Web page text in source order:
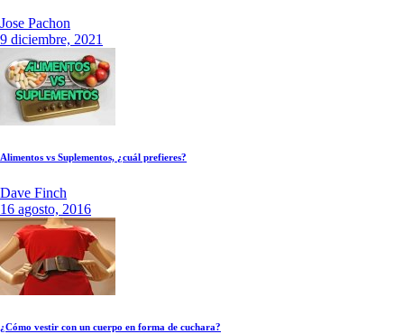
Jose Pachon
9 diciembre, 2021
Alimentos vs Suplementos, ¿cuál prefieres?
Dave Finch
16 agosto, 2016
¿Cómo vestir con un cuerpo en forma de cuchara?